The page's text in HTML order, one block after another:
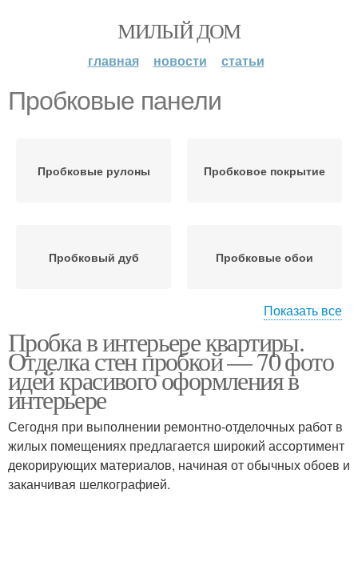
МИЛЫЙ ДОМ
главная новости статьи
Пробковые панели
Пробковые рулоны Пробковое покрытие
Пробковый дуб Пробковые обои
Пробковые покрытия
Показать все
Пробка в интерьере квартиры.
Отделка стен пробкой — 70 фото
идей красивого оформления в
интерьере
Сегодня при выполнении ремонтно-отделочных работ в
жилых помещениях предлагается широкий ассортимент
декорирующих материалов, начиная от обычных обоев и
заканчивая шелкографией.